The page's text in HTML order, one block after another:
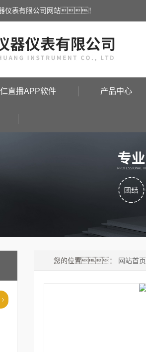
仪表有限公司网站！
直播APP软件 产品中心
您的位置： 网站首页